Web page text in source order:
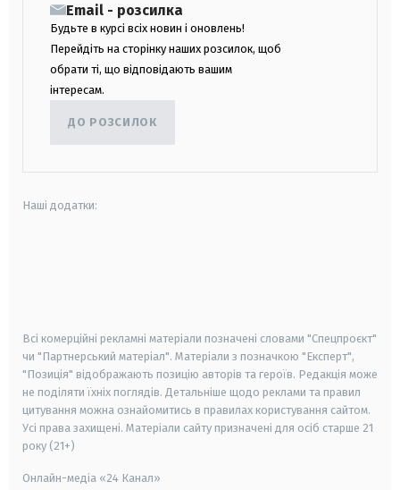
Email - розсилка
Будьте в курсі всіх новин і оновлень!
Перейдіть на сторінку наших розсилок, щоб
обрати ті, що відповідають вашим
інтересам.
ДО РОЗСИЛОК
Наші додатки:
Всі комерційні рекламні матеріали позначені словами "Спецпроєкт"
чи "Партнерський матеріал". Матеріали з позначкою "Експерт",
"Позиція" відображають позицію авторів та героїв. Редакція може
не поділяти їхніх поглядів. Детальніше щодо реклами та правил
цитування можна ознайомитись в правилах користування сайтом.
Усі права захищені. Матеріали сайту призначені для осіб старше 21
року (21+)
Онлайн-медіа «24 Канал»